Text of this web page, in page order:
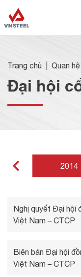
Trang chủ Quan
Đại hội
2014
Nghị quyết Đại hội
Việt Nam – CTCP
Biên bản Đại hội
Việt Nam – CTCP